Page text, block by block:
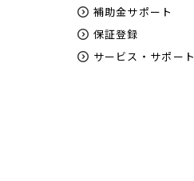
補助金サポート
保証登録
サービス・サポート